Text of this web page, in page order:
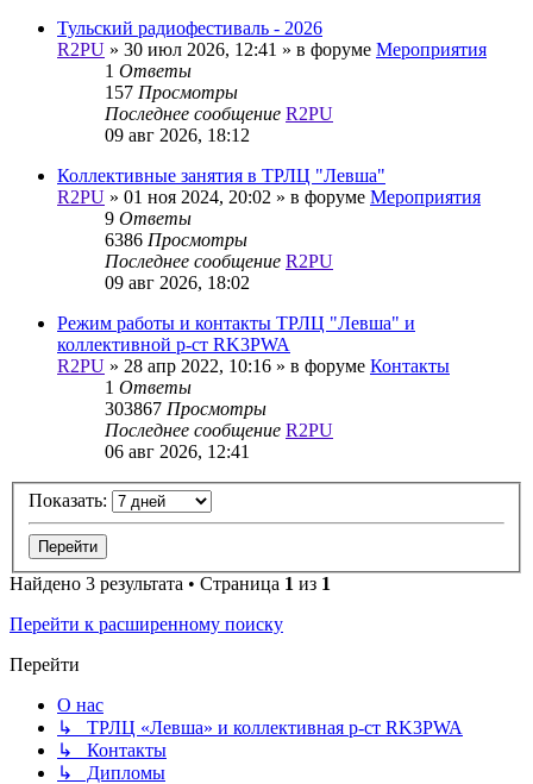
Тульский радиофестиваль - 2026
R2PU » 30 июл 2026, 12:41 » в форуме Мероприятия
1 Ответы
157 Просмотры
Последнее сообщение R2PU
09 авг 2026, 18:12
Коллективные занятия в ТРЛЦ "Левша"
R2PU » 01 ноя 2024, 20:02 » в форуме Мероприятия
9 Ответы
6386 Просмотры
Последнее сообщение R2PU
09 авг 2026, 18:02
Режим работы и контакты ТРЛЦ "Левша" и
коллективной р-ст RK3PWA
R2PU » 28 апр 2022, 10:16 » в форуме Контакты
1 Ответы
303867 Просмотры
Последнее сообщение R2PU
06 авг 2026, 12:41
Показать:
Найдено 3 результата • Страница 1 из 1
Перейти к расширенному поиску
Перейти
О нас
↳ ТРЛЦ «Левша» и коллективная р-ст RK3PWA
↳ Контакты
↳ Дипломы